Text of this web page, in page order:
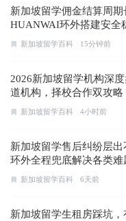
新加坡留学佣金结算周期
HUANWAI环外搭建安全
新加坡留学百科 15分钟前
2026新加坡留学机构深
道机构，择校合作双攻略
新加坡留学百科 4小时前
新加坡留学售后纠纷层
环外全程兜底解决各类难
新加坡留学百科 6天前
新加坡留学生租房踩坑